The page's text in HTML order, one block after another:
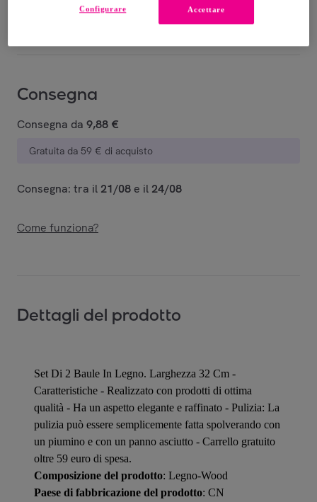
Stanno terminando
Consegna
Consegna da 9,88 €
Gratuita da 59 € di acquisto
Consegna: tra il 21/08 e il 24/08
Come funziona?
Dettagli del prodotto
Set Di 2 Baule In Legno. Larghezza 32 Cm -
Caratteristiche - Realizzato con prodotti di ottima
qualità - Ha un aspetto elegante e raffinato - Pulizia: La
pulizia può essere semplicemente fatta spolverando con
un piumino e con un panno asciutto - Carrello gratuito
oltre 59 euro di spesa.
Composizione del prodotto: Legno-Wood
Paese di fabbricazione del prodotto: CN
Accettare
Configurare